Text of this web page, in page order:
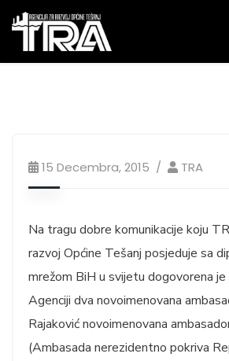
15 Decembra, 2015 TRA
Na tragu dobre komunikacije koju
razvoj Općine Tešanj posjeduje sa
mrežom BiH u svijetu dogovorena
Agenciji dva novoimenovana
Rajaković novoimenovana
(Ambasada nerezidentno pokriva